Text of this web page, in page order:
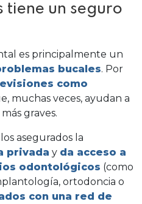
tiene un seguro
es principalmente un
bucales. Por
como
muchas veces, ayudan a
graves.
asegurados la
privada y da acceso a
odontológicos (como
ortodoncia o
con una red de